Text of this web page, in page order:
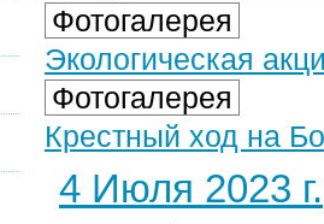
Фотогалерея
Экологическая
Фотогалерея
Крестный ход на
4 Июля 2023 г.